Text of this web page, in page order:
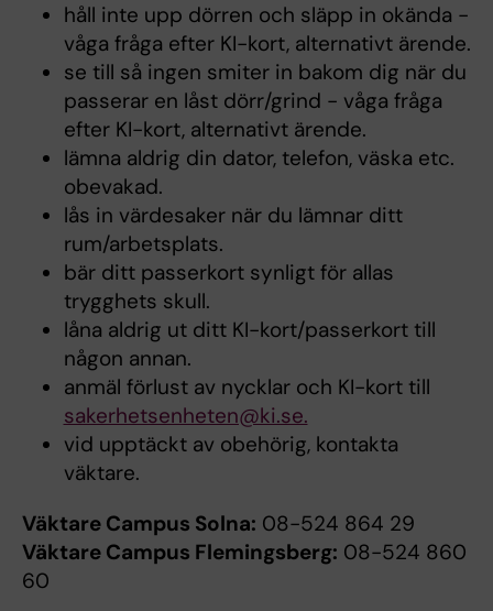
håll inte upp dörren och släpp in okända -
våga fråga efter KI-kort, alternativt ärende.
se till så ingen smiter in bakom dig när du
passerar en låst dörr/grind - våga fråga
efter KI-kort, alternativt ärende.
lämna aldrig din dator, telefon, väska etc.
obevakad.
lås in värdesaker när du lämnar ditt
rum/arbetsplats.
bär ditt passerkort synligt för allas
trygghets skull.
låna aldrig ut ditt KI-kort/passerkort till
någon annan.
anmäl förlust av nycklar och KI-kort till
sakerhetsenheten@ki.se.
vid upptäckt av obehörig, kontakta
väktare.
Väktare Campus Solna: 08-524 864 29
Väktare Campus Flemingsberg: 08-524 860
60